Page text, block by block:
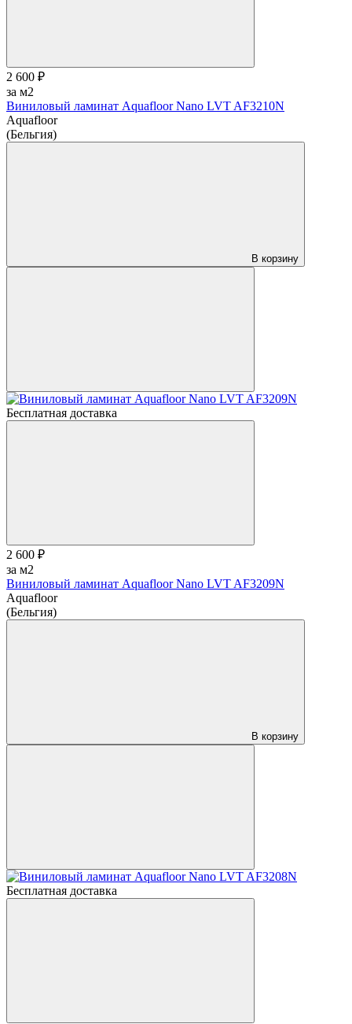
2 600 ₽
за м2
Виниловый ламинат Aquafloor Nano LVT AF3210N
Aquafloor
(Бельгия)
В корзину
Бесплатная доставка
2 600 ₽
за м2
Виниловый ламинат Aquafloor Nano LVT AF3209N
Aquafloor
(Бельгия)
В корзину
Бесплатная доставка